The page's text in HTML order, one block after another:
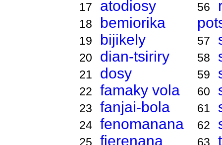
17 atodiosy
18 bemiorika
19 bijikely
20 dian-tsiriry
21 dosy
22 famaky vola
23 fanjai-bola
24 fenomanana
25 fierenana
56
57
58
59
60
61
62
63